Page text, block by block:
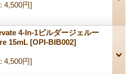
: 4,500円]
4-In-1ビルダージェルー
15mL [OPI-BIB002]
: 4,500円]